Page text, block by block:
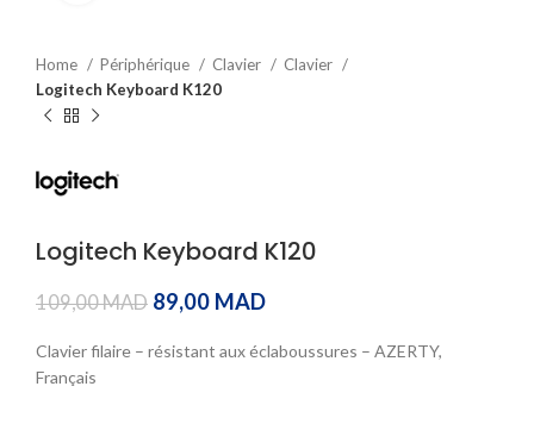
Home Périphérique Clavier
Clavier
Logitech Keyboard K120
Logitech Keyboard K120
109,00MAD 89,00 MAD
Clavier filaire – résistant aux éclaboussures – AZERTY,
Français